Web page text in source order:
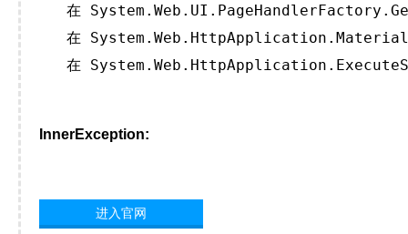
在
在
在
InnerException:
进入官网